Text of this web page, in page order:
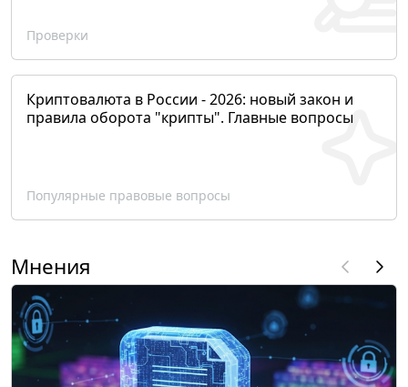
Проверки
Криптовалюта в России - 2026: новый закон и
правила оборота "крипты". Главные вопросы
Популярные правовые вопросы
Мнения